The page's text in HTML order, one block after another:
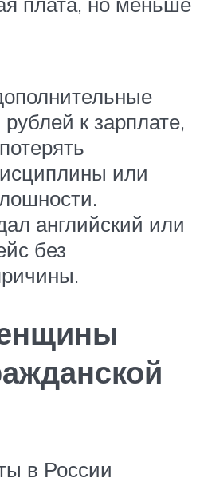
к зарплате,
или
английский или
без
в России